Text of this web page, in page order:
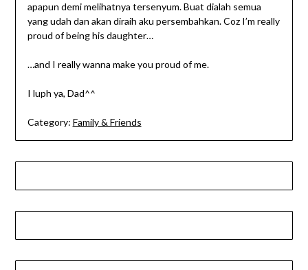
apapun demi melihatnya tersenyum. Buat dialah semua
yang udah dan akan diraih aku persembahkan. Coz I’m really
proud of being his daughter…
…and I really wanna make you proud of me.
I luph ya, Dad^^
Category: Family & Friends